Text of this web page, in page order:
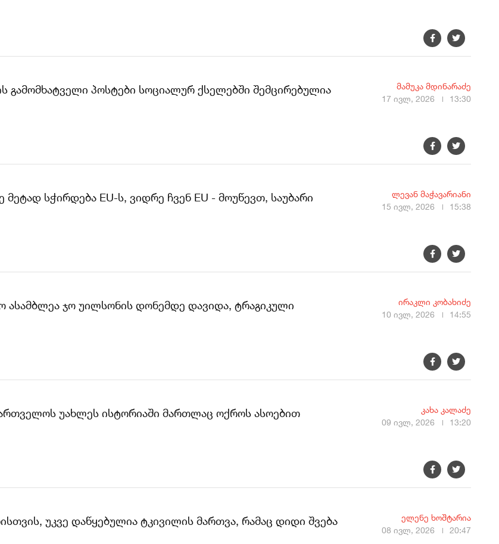
გამომხატველი პოსტები სოციალურ ქსელებში შემცირებულია
მამუკა მდინარაძე
17 ივლ, 2026
13:30
მეტად სჭირდება EU-ს, ვიდრე ჩვენ EU - მოუწევთ, საუბარი
ლევან მაჭავარიანი
15 ივლ, 2026
15:38
ასამბლეა ჯო უილსონის დონემდე დავიდა, ტრაგიკული
ირაკლი კობახიძე
10 ივლ, 2026
14:55
უახლეს ისტორიაში მართლაც ოქროს ასოებით
კახა კალაძე
09 ივლ, 2026
13:20
უკვე დაწყებულია ტკივილის მართვა, რამაც დიდი შვება
ელენე ხოშტარია
08 ივლ, 2026
20:47